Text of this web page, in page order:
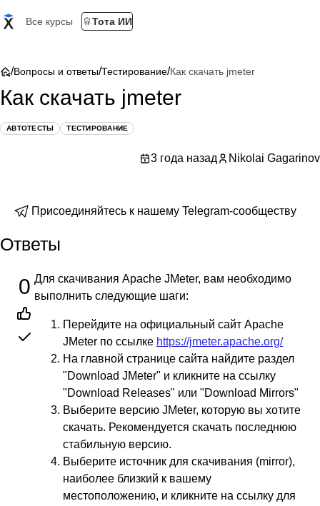
Все курсы Тота ИИ
/Вопросы и ответы/Тестирование/Как скачать jmeter
Как скачать jmeter
АВТОТЕСТЫ ТЕСТИРОВАНИЕ
3 года назад Nikolai Gagarinov
Присоединяйтесь к нашему Telegram-сообществу
Ответы
0 Для скачивания Apache JMeter, вам необходимо
выполнить следующие шаги:
Перейдите на официальный сайт Apache
JMeter по ссылке https://jmeter.apache.org/
На главной странице сайта найдите раздел
"Download JMeter" и кликните на ссылку
"Download Releases" или "Download Mirrors"
Выберите версию JMeter, которую вы хотите
скачать. Рекомендуется скачать последнюю
стабильную версию.
Выберите источник для скачивания (mirror),
наиболее близкий к вашему
местоположению, и кликните на ссылку для